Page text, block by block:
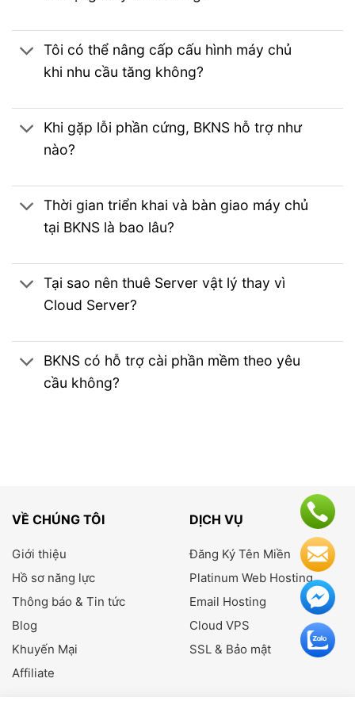
Tôi có thể nâng cấp cấu hình máy chủ
khi nhu cầu tăng không?
Khi gặp lỗi phần cứng, BKNS hỗ trợ như
nào?
Thời gian triển khai và bàn giao máy chủ
tại BKNS là bao lâu?
Tại sao nên thuê Server vật lý thay vì
Cloud Server?
BKNS có hỗ trợ cài phần mềm theo yêu
cầu không?
VỀ CHÚNG TÔI
Giới thiệu
Hồ sơ năng lực
Thông báo & Tin tức
Blog
Khuyến Mại
Affiliate
DỊCH VỤ
Đăng Ký Tên Miền
Platinum Web Hosting
Email Hosting
Cloud VPS
SSL & Bảo mật